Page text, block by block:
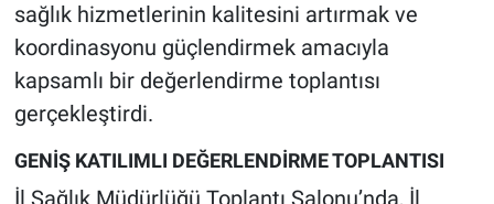
sağlık hizmetlerinin kalitesini artırmak ve
koordinasyonu güçlendirmek amacıyla
kapsamlı bir değerlendirme toplantısı
gerçekleştirdi.
GENİŞ KATILIMLI DEĞERLENDİRME TOPLANTISI
İl Sağlık Müdürlüğü Toplantı Salonu’nda, İl